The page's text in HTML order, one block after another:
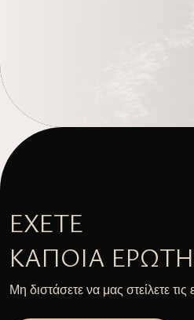
ΈΧΕΤΕ
ΚΆΠΟΙΑ
Μη διστάσετε να μας στείλετε